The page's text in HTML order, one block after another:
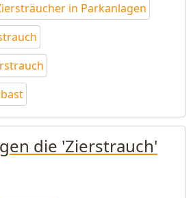
in Parkanlagen
die 'Zierstrauch'